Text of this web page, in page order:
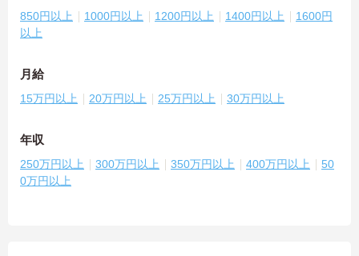
850円以上 1000円以上 1200円以上 1400円以上
1600円
以上
月給
15万円以上 20万円以上 25万円以上 30万円以上
年収
250万円以上 300万円以上 350万円以上 400万円以上
50
0万円以上